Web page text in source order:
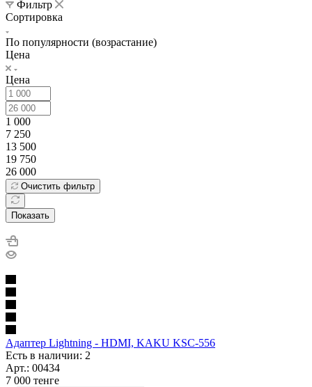
Фильтр
Сортировка
По популярности (возрастание)
Цена
Цена
1 000
7 250
13 500
19 750
26 000
Очистить фильтр
Показать
Адаптер Lightning - HDMI, KAKU KSC-556
Есть в наличии: 2
Арт.: 00434
7 000 тенге